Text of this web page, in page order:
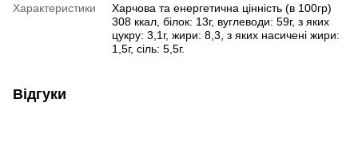
Характеристики
Харчова та енергетична цінність (в 100гр)
308 ккал, білок: 13г, вуглеводи: 59г, з яких
цукру: 3,1г, жири: 8,3, з яких насичені жири:
1,5г, сіль: 5,5г.
Відгуки